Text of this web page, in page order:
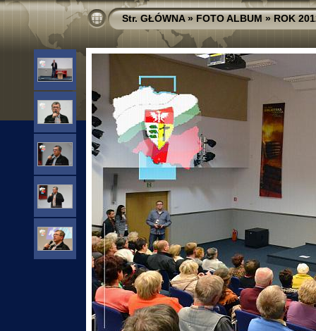
Str. GŁÓWNA»FOTO ALBUM»ROK